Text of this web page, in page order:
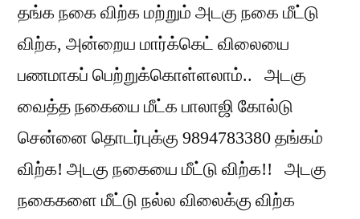
தங்க நகை விற்க மற்றும் அடகு நகை மீட்டு
விற்க, அன்றைய மார்க்கெட் விலையை
பணமாகப் பெற்றுக்கொள்ளலாம்.. அடகு
வைத்த நகையை மீட்க பாலாஜி கோல்டு
சென்னை தொடர்புக்கு 9894783380 தங்கம்
விற்க! அடகு நகையை மீட்டு விற்க!! அடகு
நகைகளை மீட்டு நல்ல விலைக்கு விற்க